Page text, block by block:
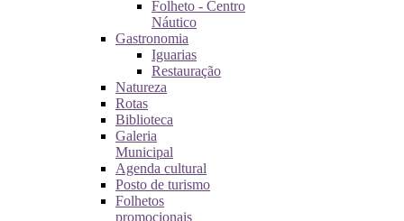
Folheto - Centro
Náutico
Gastronomia
Iguarias
Restauração
Natureza
Rotas
Biblioteca
Galeria
Municipal
Agenda cultural
Posto de turismo
Folhetos
promocionais